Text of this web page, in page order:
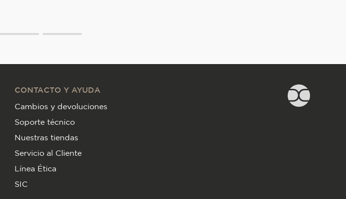
CONTACTO Y AYUDA
Cambios y devoluciones
Soporte técnico
Nuestras tiendas
Servicio al Cliente
Línea Ética
SIC